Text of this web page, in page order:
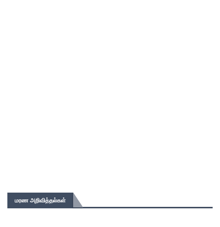
மரண அறிவித்தல்கள்